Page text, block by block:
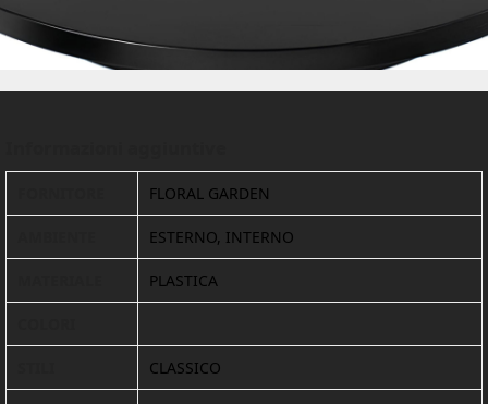
FLORAL GARDEN
ESTERNO, INTERNO
PLASTICA
CLASSICO